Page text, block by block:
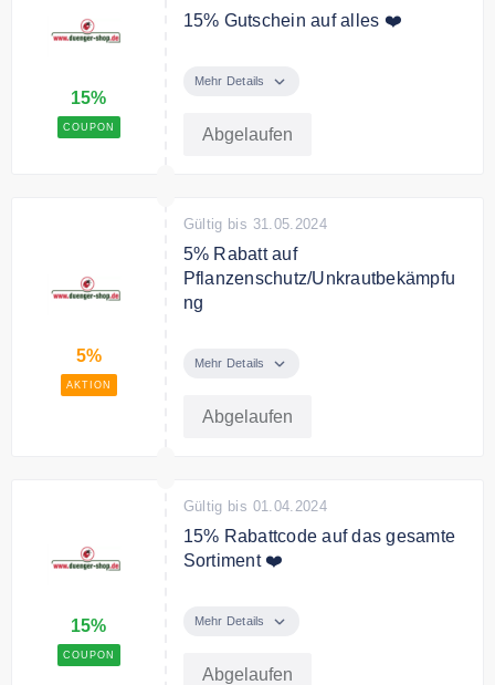
15%
COUPON
15% Gutschein auf alles ❤️
Rabatt auf das gesamte Sortiment.
Mehr Details
Abgelaufen
5%
AKTION
Gültig bis 31.05.2024
5% Rabatt auf
Pflanzenschutz/Unkrautbekämpfu
ng
Dünger Shop bis zu 6% Rabatt auf
ng Produkte
Mehr Details
Abgelaufen
15%
COUPON
Gültig bis 01.04.2024
15% Rabattcode auf das gesamte
Sortiment ❤️
Kasse und sichern Sie sich ganze
Mehr Details
Abgelaufen